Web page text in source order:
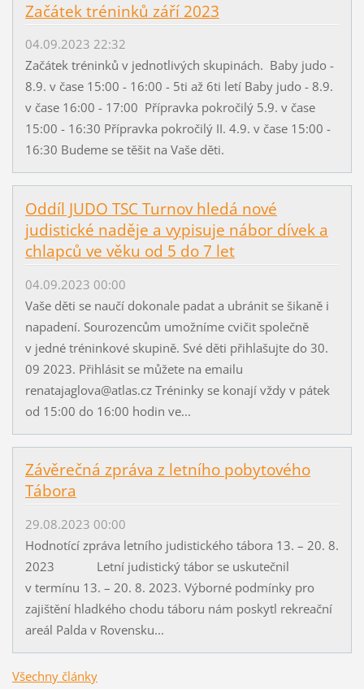
Začátek tréninků září 2023
04.09.2023 22:32
Začátek tréninků v jednotlivých skupinách. Baby judo -
8.9. v čase 15:00 - 16:00 - 5ti až 6ti letí Baby judo - 8.9.
v čase 16:00 - 17:00 Přípravka pokročilý 5.9. v čase
15:00 - 16:30 Přípravka pokročilý II. 4.9. v čase 15:00 -
16:30 Budeme se těšit na Vaše děti.
Oddíl JUDO TSC Turnov hledá nové
judistické naděje a vypisuje nábor dívek a
chlapců ve věku od 5 do 7 let
04.09.2023 00:00
Vaše děti se naučí dokonale padat a ubránit se šikaně i
napadení. Sourozencům umožníme cvičit společně
v jedné tréninkové skupině. Své děti přihlašujte do 30.
09 2023. Přihlásit se můžete na emailu
renatajaglova@atlas.cz Tréninky se konají vždy v pátek
od 15:00 do 16:00 hodin ve...
Závěrečná zpráva z letního pobytového
Tábora
29.08.2023 00:00
Hodnotící zpráva letního judistického tábora 13. – 20. 8.
2023 Letní judistický tábor se uskutečnil
v termínu 13. – 20. 8. 2023. Výborné podmínky pro
zajištění hladkého chodu táboru nám poskytl rekreační
areál Palda v Rovensku...
Všechny články